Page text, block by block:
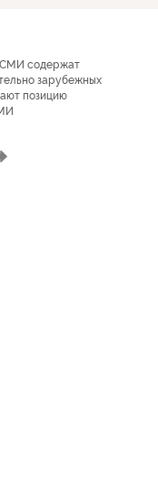
содержат
зарубежных
позицию